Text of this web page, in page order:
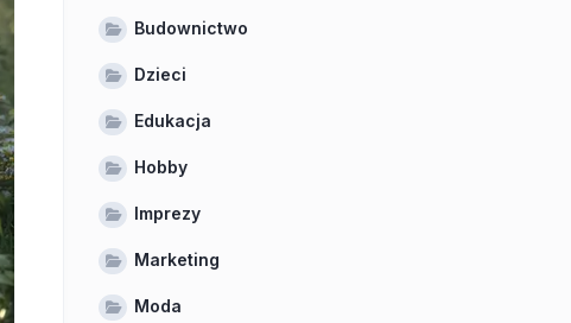
Budownictwo
Dzieci
Edukacja
Hobby
Imprezy
Marketing
Moda